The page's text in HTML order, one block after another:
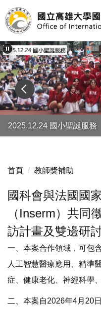
跳
到
主
要
內
容
區
2025.12.24 國小聖誕服務
首頁 教師獎補助
國科會與法國國
（Inserm）共同
訪計畫及雙邊研
一、本案合作領域，可包
人工智慧醫療應用、精準
症、健康老化、神經科學
二、本案自2026年4月20